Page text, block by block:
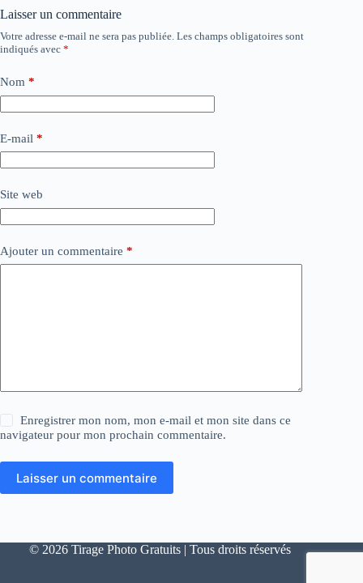
Laisser un commentaire
Votre adresse e-mail ne sera pas publiée. Les champs obligatoires sont
indiqués avec *
Nom *
E-mail *
Site web
Ajouter un commentaire *
Enregistrer mon nom, mon e-mail et mon site dans ce
navigateur pour mon prochain commentaire.
Laisser un commentaire
© 2026 Tirage Photo Gratuits | Tous droits réservés